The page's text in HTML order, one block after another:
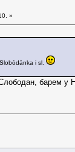
»
i sl.
барем у